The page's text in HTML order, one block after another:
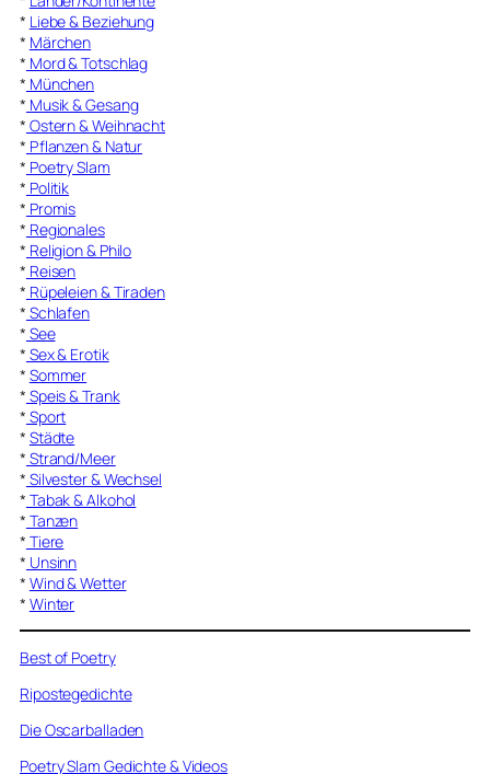
* Liebe & Beziehung
* Märchen
* Mord & Totschlag
* München
* Musik & Gesang
* Ostern & Weihnacht
* Pflanzen & Natur
* Poetry Slam
* Politik
* Promis
* Regionales
* Religion & Philo
* Reisen
* Rüpeleien & Tiraden
* Schlafen
* See
* Sex & Erotik
* Sommer
* Speis & Trank
* Sport
* Städte
* Strand/Meer
* Silvester & Wechsel
* Tabak & Alkohol
* Tanzen
* Tiere
* Unsinn
* Wind & Wetter
* Winter
Best of Poetry
Ripostegedichte
Die Oscarballaden
Poetry Slam Gedichte & Videos